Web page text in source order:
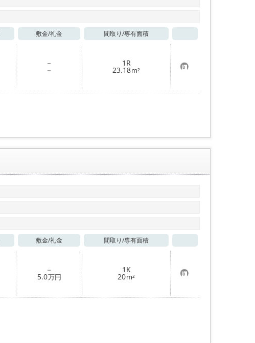
敷金/礼金 間取り/専有面積
－
－
1R
23.18m² お
気
に
入
敷金/礼金 間取り/専有面積
－
5.0万円
1K
20m² お
気
に
入